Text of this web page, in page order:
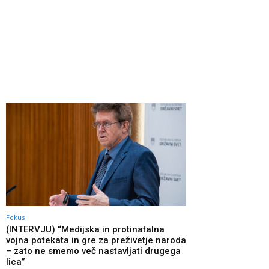
Fokus
(INTERVJU) “Medijska in protinatalna
vojna potekata in gre za preživetje naroda
– zato ne smemo več nastavljati drugega
lica”